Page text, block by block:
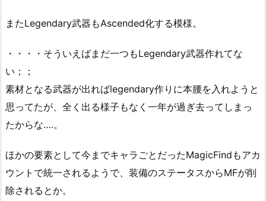
またLegendary武器もAscended化する模様。
・・・・そういえばまだ一つもLegendary武器作れてな
い；；
素材となる武器が出ればlegendary作りに本腰を入れようと
思ってたが、全く出る様子もなく一年が過ぎ去ってしまっ
たからな….。
ほかの要素として今までキャラごとだったMagicFindもアカ
ウントで統一されるようで、装備のステータスからMFが削
除されるとか。